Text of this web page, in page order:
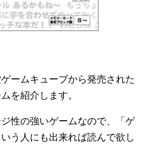
ームキューブから発売された
を紹介します。
性の強いゲームなので、「ゲ
う人にも出来れば読んで欲し